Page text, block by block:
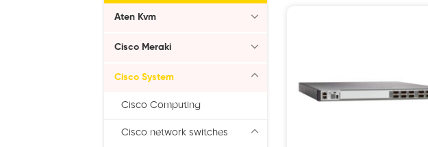
Aten Kvm
Cisco Meraki
Cisco System
Cisco Computing
Cisco network switches